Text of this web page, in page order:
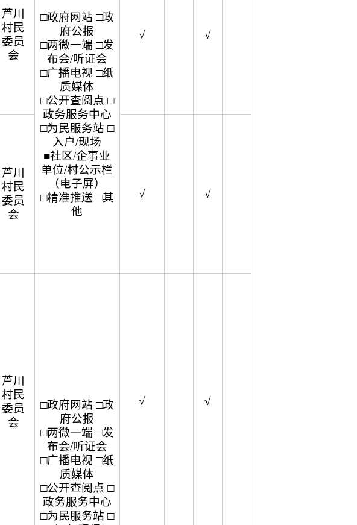
芦川
村民
委员
会
□政府网站 □政
府公报
□两微一端 □发
布会/听证会
□广播电视 □纸
质媒体
□公开查阅点 □
政务服务中心
□为民服务站 □
入户/现场
■社区/企事业
单位/村公示栏
（电子屏）
□精准推送 □其
他
√ √
芦川
村民
委员
会
√ √
芦川
村民
委员
会
□政府网站 □政
府公报
□两微一端 □发
布会/听证会
□广播电视 □纸
质媒体
□公开查阅点 □
政务服务中心
□为民服务站 □
√ √